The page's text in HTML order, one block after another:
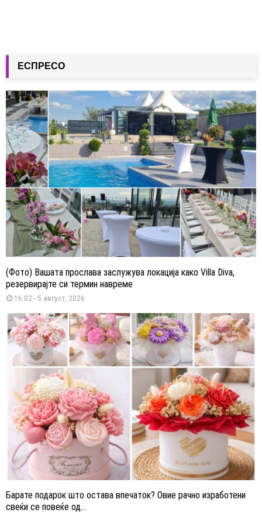
ЕСПРЕСО
(Фото) Вашата прослава заслужува локација како Villa Diva,
резервирајте си термин навреме
16:02 - 5 август, 2026
Барате подарок што остава впечаток? Овие рачно изработени
свеќи се повеќе од...